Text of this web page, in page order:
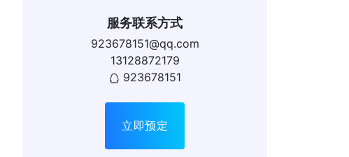
服务联系方式
923678151@qq.com
13128872179
923678151
立即预定